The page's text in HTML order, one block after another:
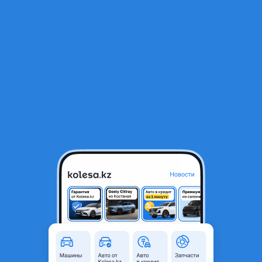
Рычаг передний привозной
Алматы, Алматинская